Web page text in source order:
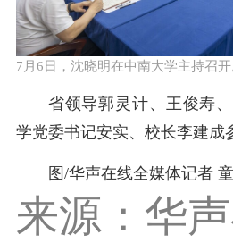
7月6日，沈晓明在中南大学主持召开
省领导郭灵计、王俊寿
学党委书记安实、校长李建成
图/华声在线全媒体记者
来源：华